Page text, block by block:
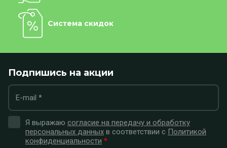
Система скидок
Подпишись на акции
Я выражаю согласие на передачу и обработку
персональных данных в соответствии с Политикой
конфиденциальности *